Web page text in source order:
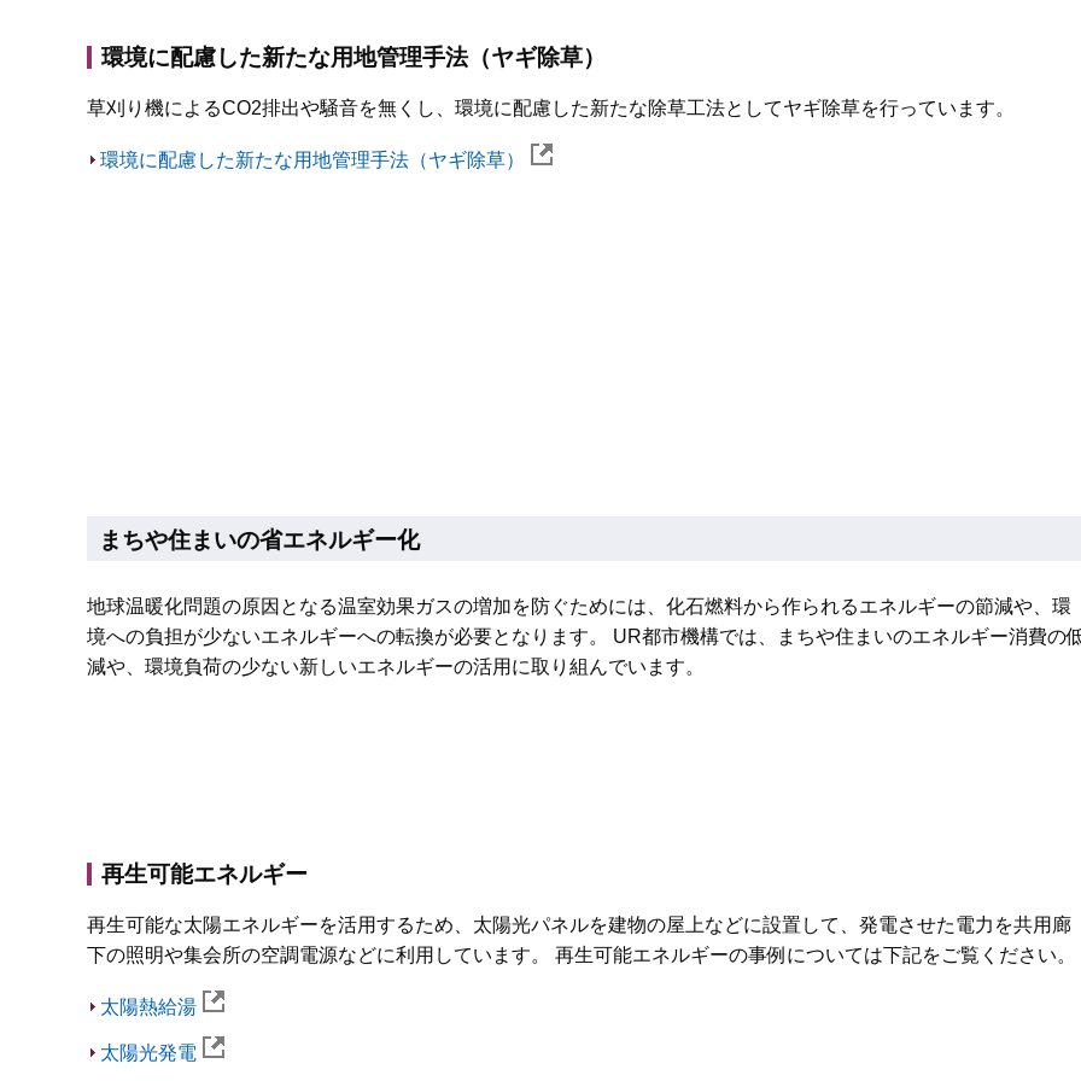
環境に配慮した新たな用地管理手法（ヤギ除草）
草刈り機によるCO2排出や騒音を無くし、環境に配慮した新たな除草工法としてヤギ除草を行っています。
環境に配慮した新たな用地管理手法（ヤギ除草）
まちや住まいの省エネルギー化
地球温暖化問題の原因となる温室効果ガスの増加を防ぐためには、化石燃料から作られるエネルギーの節減や、環
境への負担が少ないエネルギーへの転換が必要となります。 UR都市機構では、まちや住まいのエネルギー消費の
減や、環境負荷の少ない新しいエネルギーの活用に取り組んでいます。
再生可能エネルギー
再生可能な太陽エネルギーを活用するため、太陽光パネルを建物の屋上などに設置して、発電させた電力を共用廊
下の照明や集会所の空調電源などに利用しています。 再生可能エネルギーの事例については下記をご覧ください。
太陽熱給湯
太陽光発電